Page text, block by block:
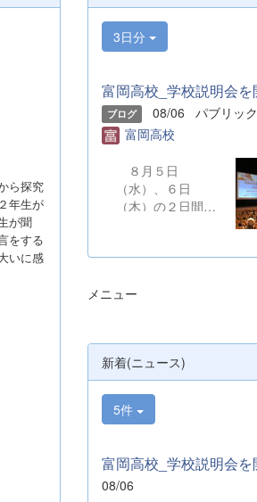
ら探究
年生が
が聞
をする
いに感
3日分
ブログ 08/06
パブリック
富岡高校
８月５日
（水）、６日
（木）の２日間に
て、本校学校説明
した。たくさんの
いただきました。
お忙しい中、ご来
場ありがとうござ
いました。 ま
た、各日およそ80
の生徒が各係業務
や進行、学校紹介
説明、探究発表な
メニュー
新着(ニュース)
5件
08/06